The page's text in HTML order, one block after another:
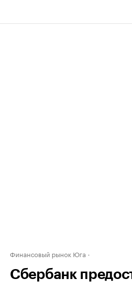
Финансовый рынок Юга
Сбербанк